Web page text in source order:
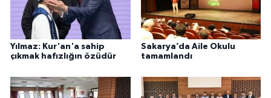
Yılmaz: Kur'an'a sahip
çıkmak hafızlığın özüdür
Sakarya’da Aile Okulu
tamamlandı
Gümüşhane Müftülüğü
Hakkari Müftülüğü